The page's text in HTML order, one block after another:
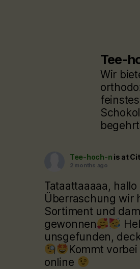
Tee-
Wir
Tee-hoch-n is at
2 months ago
Tataattaaaaa,
Überraschung wir
Sortiment und
gewonnen
unsgefunden,
Kommt
online